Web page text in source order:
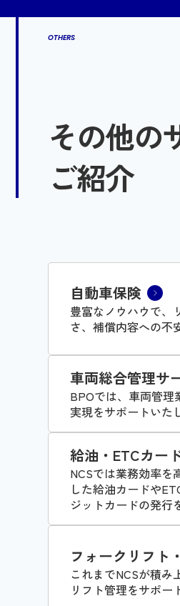
OTHERS
その他の
ご紹介
自動車保険
豊富なノウハウで、
さ、補償内容への不
車両総合管理サ
BPOでは、車両管理
実現をサポートいた
給油・ETCカー
NCSでは業務効率を
した給油カードや
ジットカードの発行
フォークリフト
これまでNCSが積
リフト管理をサポー